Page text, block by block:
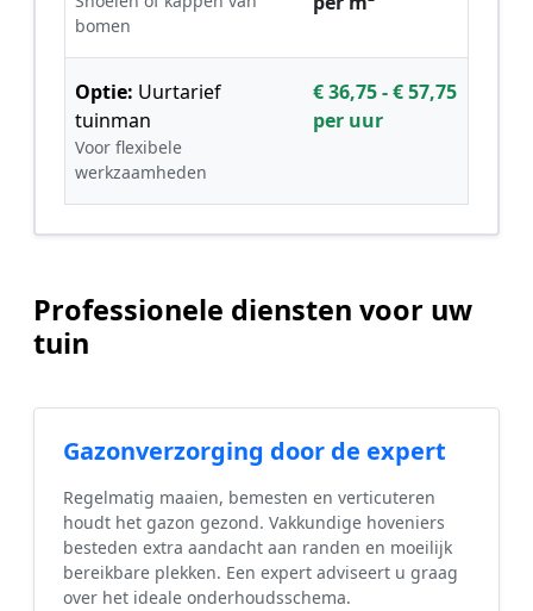
bomen
Optie: Uurtarief
tuinman
Voor flexibele
werkzaamheden
€ 36,75 - € 57,75
per uur
Professionele diensten voor uw
tuin
Gazonverzorging door de expert
Regelmatig maaien, bemesten en verticuteren
houdt het gazon gezond. Vakkundige hoveniers
besteden extra aandacht aan randen en moeilijk
bereikbare plekken. Een expert adviseert u graag
over het ideale onderhoudsschema.